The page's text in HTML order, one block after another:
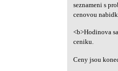
seznameni s
cenovou
<b>Hodinova
ceniku.
Ceny jsou